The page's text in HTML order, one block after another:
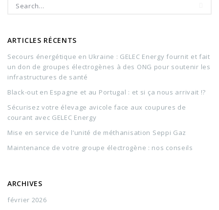
ARTICLES RÉCENTS
Secours énergétique en Ukraine : GELEC Energy fournit et fait
un don de groupes électrogènes à des ONG pour soutenir les
infrastructures de santé
Black-out en Espagne et au Portugal : et si ça nous arrivait !?
Sécurisez votre élevage avicole face aux coupures de
courant avec GELEC Energy
Mise en service de l’unité de méthanisation Seppi Gaz
Maintenance de votre groupe électrogène : nos conseils
ARCHIVES
février 2026